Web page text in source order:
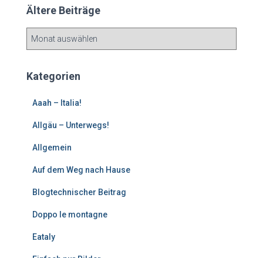
Ältere Beiträge
e
Kategorien
Aaah – Italia!
Allgäu – Unterwegs!
Allgemein
Auf dem Weg nach Hause
Blogtechnischer Beitrag
Doppo le montagne
Eataly